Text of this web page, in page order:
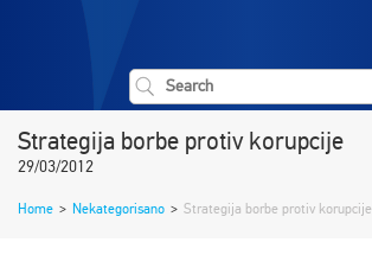
Strategija borbe protiv korupcije
29/03/2012
Home > Nekategorisano > Strategija borbe protiv korupcije